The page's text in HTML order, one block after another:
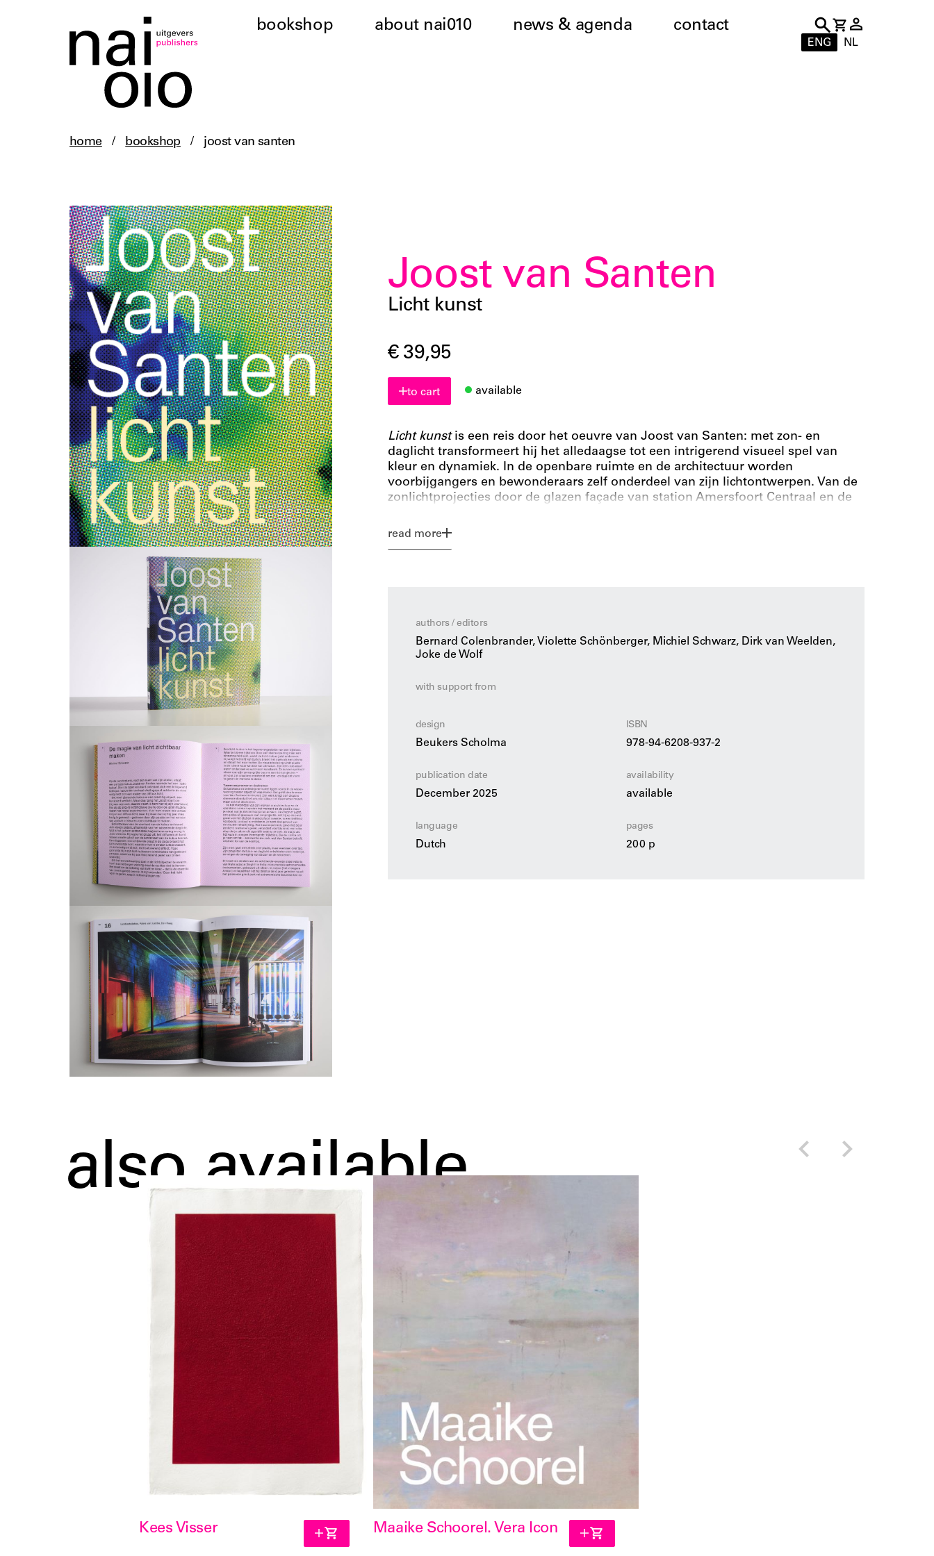
bookshop about nai010 news & agenda contact
ENG NL
home / bookshop / joost van santen
Joost van Santen
Licht kunst
€ 39,95
to cart available
Licht kunstis een reis door het oeuvre van Joost van Santen: met zon- en
daglicht transformeert hij het alledaagse tot een intrigerend visueel spel van
kleur en dynamiek. In de openbare ruimte en de architectuur worden
voorbijgangers en bewonderaars zelf onderdeel van zijn lichtontwerpen. Van de
zonlichtprojecties door de glazen façade van station Amersfoort Centraal en de
lichtsignalen van het oorlogsmonument voor de Vrouwen van Ravensbrück op
bijdragen van Michiel Schwarz, Violette Schönberger, Dirk van Weelden, Bernard
Colenbrander en Joke de Wolf isLicht kunsteen overzicht van het fascinerende
oeuvre van Joost van Santen, waarin het ontastbare medium ‘licht’ tot leven
read more
authors / editors
Bernard Colenbrander, Violette Schönberger, Michiel Schwarz, Dirk van Weelden,
Joke de Wolf
with support from
design
Beukers Scholma
ISBN
978-94-6208-937-2
publication date
December 2025
availability
available
language
Dutch
pages
200 p
also available
Kees Visser Maaike Schoorel. Vera Icon